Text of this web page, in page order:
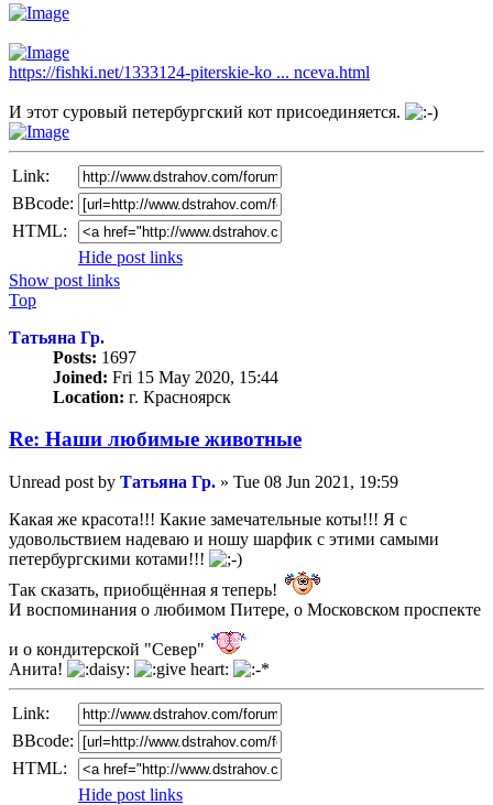
https://fishki.net/1333124-piterskie-ko ... nceva.html
И этот суровый петербургский кот присоединяется.
Link:
BBcode:
HTML:
Hide post links
Show post links
Top
Татьяна Гр.
Posts: 1697
Joined: Fri 15 May 2020, 15:44
Location: г. Красноярск
Re: Наши любимые животные
Unread post by Татьяна Гр. » Tue 08 Jun 2021, 19:59
Какая же красота!!! Какие замечательные коты!!! Я с
удовольствием надеваю и ношу шарфик с этими самыми
петербургскими котами!!!
Так сказать, приобщённая я теперь!
И воспоминания о любимом Питере, о Московском проспекте
и о кондитерской "Север"
Анита!
Link:
BBcode:
HTML:
Hide post links